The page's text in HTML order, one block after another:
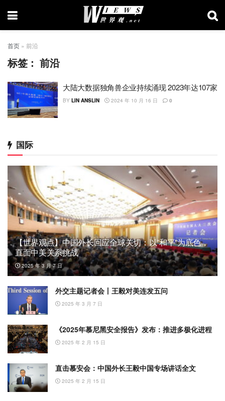
首页 » 前沿
标签：前沿
大陆大数据独角兽企业持续涌现 2023年达107家
BY LIN ANSLIN 2024 年 10 月 16 日 0
国际
【世界观点】中国外长回应全球关切：以”和平”为底色，
直面中美关系挑战
2025 年 3 月 7 日
外交主题记者会丨王毅对美连发五问
2025 年 3 月 7 日
《2025年慕尼黑安全报告》发布：推进多极化进程
2025 年 2 月 15 日
直击慕安会：中国外长王毅中国专场讲话全文
2025 年 2 月 15 日